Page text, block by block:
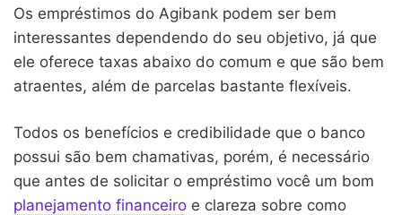
Os empréstimos do Agibank podem ser bem
interessantes dependendo do seu objetivo, já que
ele oferece taxas abaixo do comum e que são bem
atraentes, além de parcelas bastante flexíveis.
Todos os benefícios e credibilidade que o banco
possui são bem chamativas, porém, é necessário
que antes de solicitar o empréstimo você um bom
planejamento financeiro e clareza sobre como